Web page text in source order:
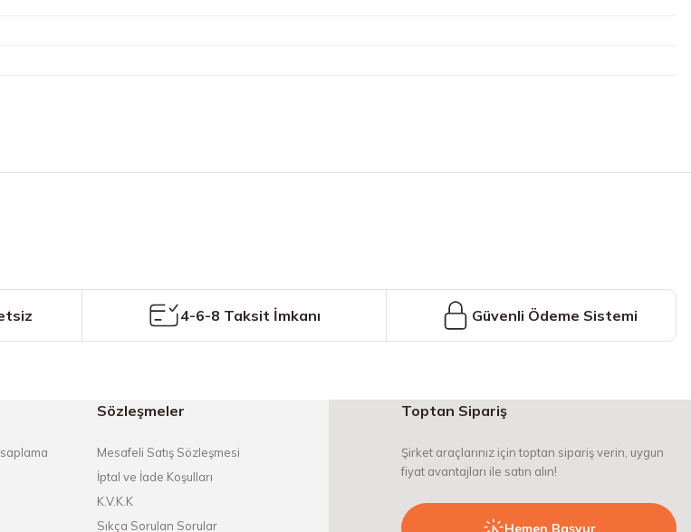
4-6-8 Taksit İmkanı Güvenli Ödeme Sistemi
Sözleşmeler
Mesafeli Satış Sözleşmesi
İptal ve İade Koşulları
K.V.K.K
Sıkça Sorulan Sorular
Toptan Sipariş
Şirket araçlarınız için toptan sipariş verin, uygun
fiyat avantajları ile satın alın!
Hemen Başvur